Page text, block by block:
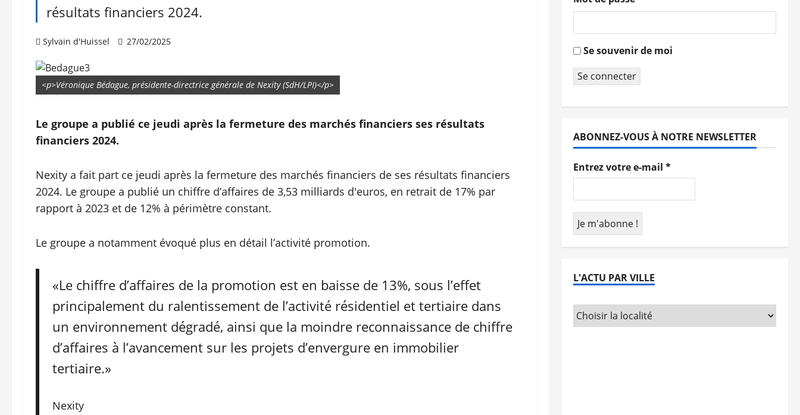
résultats financiers 2024.
Sylvain d'Huissel 27/02/2025
<p>Véronique Bédague, présidente-directrice générale de Nexity (SdH/LPI)</p>
Le groupe a publié ce jeudi après la fermeture des marchés financiers ses résultats
financiers 2024.
Nexity a fait part ce jeudi après la fermeture des marchés financiers de ses résultats financiers
2024. Le groupe a publié un chiffre d’affaires de 3,53 milliards d'euros, en retrait de 17% par
rapport à 2023 et de 12% à périmètre constant.
Le groupe a notamment évoqué plus en détail l’activité promotion.
«Le chiffre d’affaires de la promotion est en baisse de 13%, sous l’effet
principalement du ralentissement de l’activité résidentiel et tertiaire dans
un environnement dégradé, ainsi que la moindre reconnaissance de chiffre
d’affaires à l’avancement sur les projets d’envergure en immobilier
tertiaire.»
Nexity
Se souvenir de moi
Se connecter
ABONNEZ-VOUS À NOTRE NEWSLETTER
Entrez votre e-mail *
L'ACTU PAR VILLE